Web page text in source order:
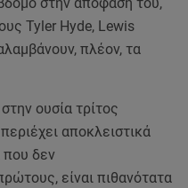
στην απόφασή του,
Tyler Hyde, Lewis
πλέον, τα
ουσία τρίτος
αποκλειστικά
που δεν
είναι πιθανότατα